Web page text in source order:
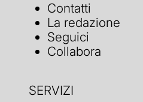
Contatti
La redazione
Seguici
Collabora
SERVIZI